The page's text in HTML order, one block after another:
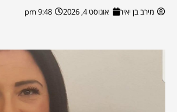
מירב בן יאיר אוגוסט 4, 2026 9:48 pm